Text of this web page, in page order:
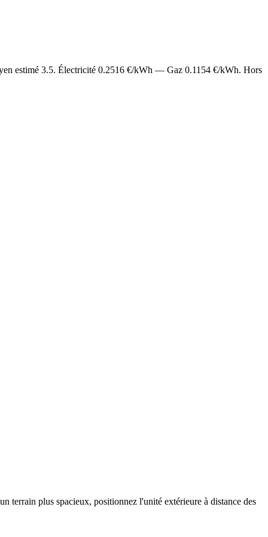
estimé 3.5. Électricité 0.2516 €/kWh — Gaz 0.1154 €/kWh. Hors
terrain plus spacieux, positionnez l'unité extérieure à distance des